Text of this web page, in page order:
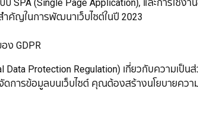
บ SPA (Single Page Application), และการใช้ง
คัญในการพัฒนาเว็บไซต์ในปี 2023
ง GDPR
Protection Regulation) เกี่ยวกับความเป็น
ดการข้อมูลบนเว็บไซต์ คุณต้องสร้างนโยบายควา